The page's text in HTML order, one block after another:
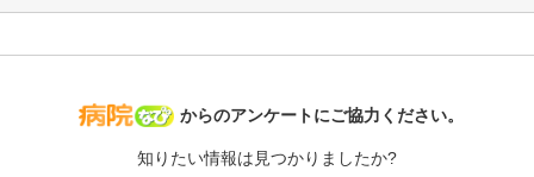
病院なび
からのアンケートにご協力ください。
知りたい情報は見つかりましたか?